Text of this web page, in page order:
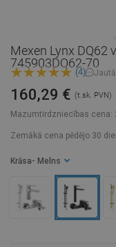
Mexen Lynx DQ62
745903DQ62-70
(4)
Mazumtirdzniecības cena:
160,29 € (t.sk. PVN)
Zemākā cena pēdējo 30
Krāsa - Melns